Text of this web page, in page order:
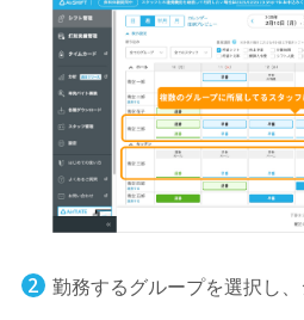
勤務するグループを選択し、